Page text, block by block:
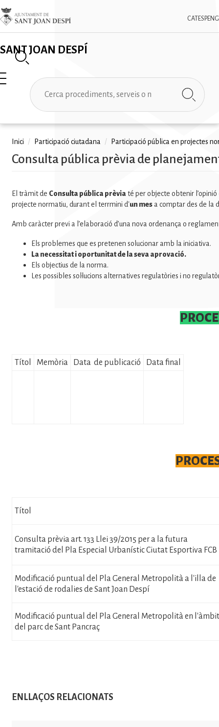
Vés
al
contingut
SANT JOAN DESPÍ
CAT ESPENG
Imatge
✕
Cerca
Fil
d'ariadna
Inici / Participació ciutadana / Participació pública en projectes
Consulta pública prèvia de
El tràmit de Consulta pública prèvia té per objecte obtenir l’opinió
projecte normatiu, durant el terrmini d'un mesa comptar des de la
Amb caràcter previ a l’elaboració d’una nova ordenança o
Els problemes que es pretenen solucionar amb la iniciativa.
La necessitat i oportunitat de la seva aprovació.
Els objectius de la norma.
Les possibles sol·lucions alternatives regulatòries i no
Títol Memòria Data de publicació Data final
Títol
Consulta prèvia art. 133 Llei 39/2015 per a la futura
tramitació del Pla Especial Urbanístic Ciutat Esportiva FCB
Modificació puntual del Pla General Metropolità a l'illa de
l'estació de rodalies de Sant Joan Despí
Modificació puntual del Pla General Metropolità en l'àmbit
del parc de Sant Pancraç
ENLLAÇOS RELACIONATS